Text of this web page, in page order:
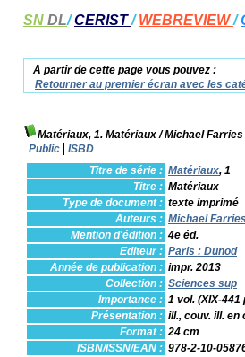
SN DL/CERIST/WEBREVIEW/
A partir de cette page vous pouvez :
Retourner au premier écran avec les
Matériaux, 1. Matériaux/ Michael
Public
ISBD
Titre de série : Matériaux, 1
Titre : Matériaux
Type de document : texte imprimé
Auteurs : Michael
Mention d'édition : 4e éd.
Editeur : Paris : Dunod
Année de publication : impr. 2013
Collection : Sciences sup
Importance : 1 vol. (XIX-441
Présentation : ill., couv. ill. en
Format : 24 cm
ISBN/ISSN/EAN : 978-2-10-